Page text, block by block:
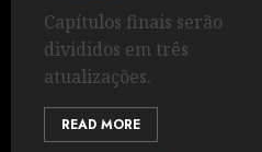
Capítulos finais serão
divididos em três
atualizações.
READ MORE